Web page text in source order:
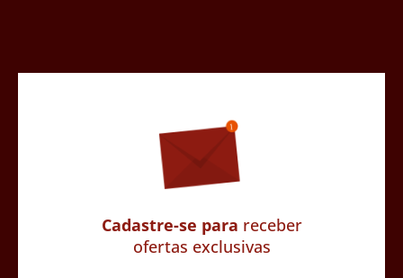
Cadastre-se para receber
ofertas exclusivas